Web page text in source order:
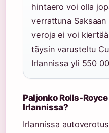
hintaero voi olla
verrattuna
veroja ei voi
täysin varusteltu
Irlannissa yli 550
Paljonko Rolls-
Irlannissa?
Irlannissa